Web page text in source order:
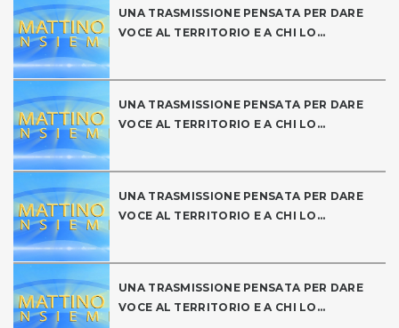
UNA TRASMISSIONE PENSATA PER DARE
VOCE AL TERRITORIO E A CHI LO...
UNA TRASMISSIONE PENSATA PER DARE
VOCE AL TERRITORIO E A CHI LO...
UNA TRASMISSIONE PENSATA PER DARE
VOCE AL TERRITORIO E A CHI LO...
UNA TRASMISSIONE PENSATA PER DARE
VOCE AL TERRITORIO E A CHI LO...